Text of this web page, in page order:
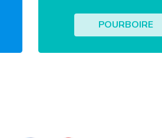
POURBOIRE